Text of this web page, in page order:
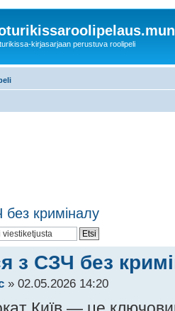
kirjasarjaan perustuva roolipeli
криміналу
з СЗЧ без
» 02.05.2026 14:20